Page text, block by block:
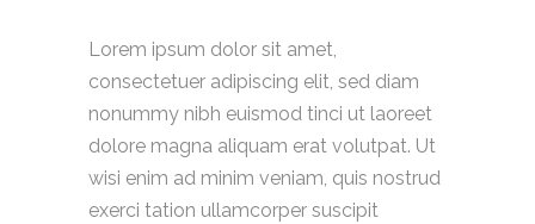
Lorem ipsum dolor sit amet,
consectetuer adipiscing elit, sed diam
nonummy nibh euismod tinci ut laoreet
dolore magna aliquam erat volutpat. Ut
wisi enim ad minim veniam, quis nostrud
exerci tation ullamcorper suscipit